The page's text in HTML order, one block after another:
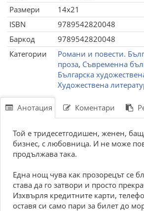
Размери
14x21
ISBN
9789542820048
Баркод
9789542820048
Категории
Романи и повести.
проза, Съвременна
Българска
Художествена
Анотация Коментари
Той е тридесетгодишен, женен,
бизнес, с любовница. И не може
продължава така.
Една нощ чува как прозорецът се
става да го затвори и просто
Изхвърля кредитните карти,
оставя си само пари за билет до